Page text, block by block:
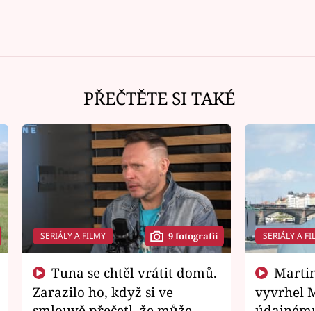
PŘEČTĚTE SI TAKÉ
SERIÁLY A FILMY 9 fotografií
Zarazilo ho, když si ve
SERIÁLY A
vyvrhel